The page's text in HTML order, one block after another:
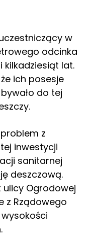
w
odcinka
kilkadziesiąt lat.
ich posesje
do tej
z
inwestycji
sanitarnej
deszczową.
ulicy Ogrodowej
z Rządowego